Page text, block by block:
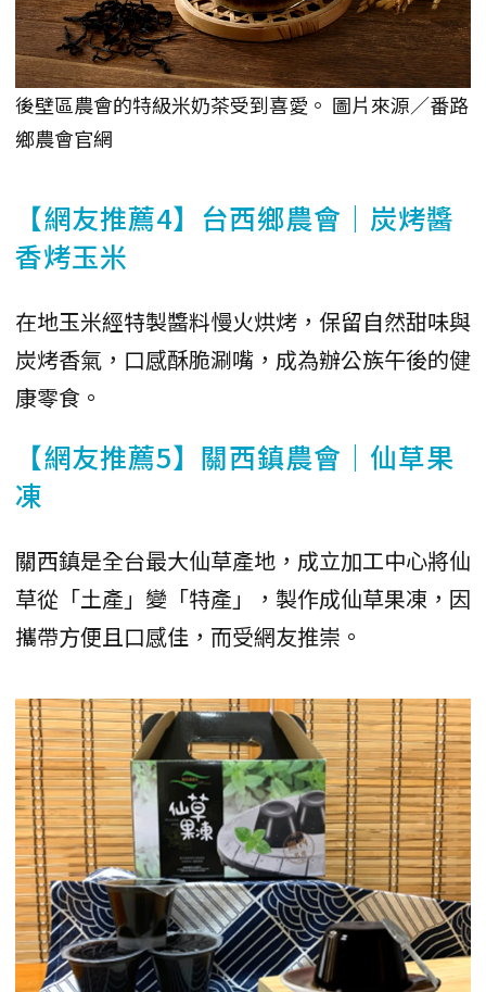
後壁區農會的特級米奶茶受到喜愛。 圖片來源／番路
鄉農會官網
【網友推薦4】台西鄉農會｜炭烤醬
香烤玉米
在地玉米經特製醬料慢火烘烤，保留自然甜味與
炭烤香氣，口感酥脆涮嘴，成為辦公族午後的健
康零食。
【網友推薦5】關西鎮農會｜仙草果
凍
關西鎮是全台最大仙草產地，成立加工中心將仙
草從「土產」變「特產」，製作成仙草果凍，因
攜帶方便且口感佳，而受網友推崇。